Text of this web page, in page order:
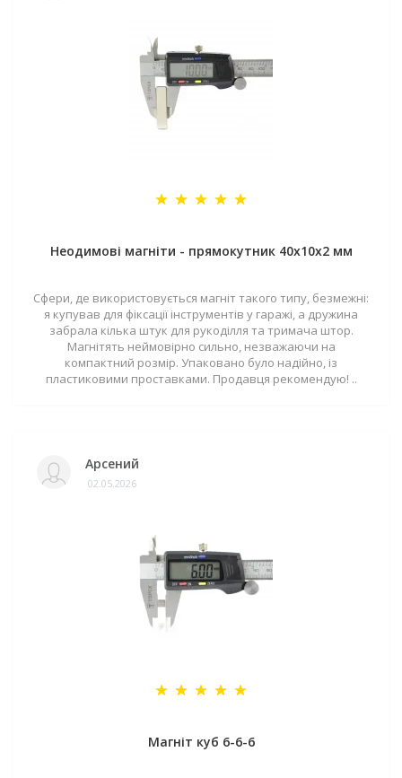
Неодимові магніти - прямокутник 40x10x2 мм
Сфери, де використовується магніт такого типу, безмежні:
я купував для фіксації інструментів у гаражі, а дружина
забрала кілька штук для рукоділля та тримача штор.
Магнітять неймовірно сильно, незважаючи на
компактний розмір. Упаковано було надійно, із
пластиковими проставками. Продавця рекомендую! ..
Арсений
02.05.2026
Магніт куб 6-6-6